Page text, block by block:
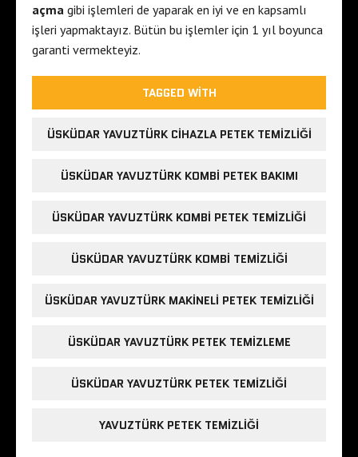
açma gibi işlemleri de yaparak en iyi ve en kapsamlı
işleri yapmaktayız. Bütün bu işlemler için 1 yıl boyunca
garanti vermekteyiz.
TAGGED WITH
ÜSKÜDAR YAVUZTÜRK CIHAZLA PETEK TEMIZLIĞI
ÜSKÜDAR YAVUZTÜRK KOMBI PETEK BAKIMI
ÜSKÜDAR YAVUZTÜRK KOMBI PETEK TEMIZLIĞI
ÜSKÜDAR YAVUZTÜRK KOMBI TEMIZLIĞI
ÜSKÜDAR YAVUZTÜRK MAKINELI PETEK TEMIZLIĞI
ÜSKÜDAR YAVUZTÜRK PETEK TEMIZLEME
ÜSKÜDAR YAVUZTÜRK PETEK TEMIZLIĞI
YAVUZTÜRK PETEK TEMIZLIĞI